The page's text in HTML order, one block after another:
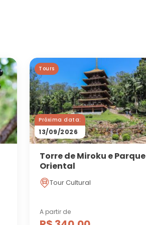
Tours
Próxima data:
13/09/2026
Torre de Miroku e Parque
Oriental
Tour Cultural
A partir de